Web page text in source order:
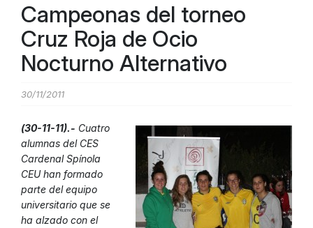
Campeonas del torneo
Cruz Roja de Ocio
Nocturno Alternativo
30/11/2011
(30-11-11).- Cuatro
alumnas del CES
Cardenal Spínola
CEU han formado
parte del equipo
universitario que se
ha alzado con el